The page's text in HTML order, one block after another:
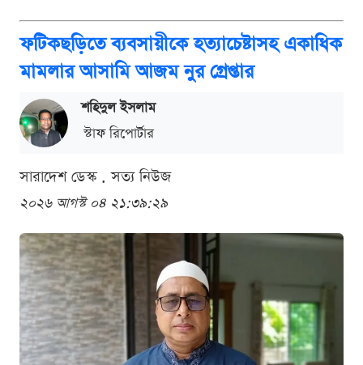
ফটিকছড়িতে ব্যবসায়ীকে হত্যাচেষ্টাসহ একাধিক
মামলার আসামি আজম নুর গ্রেপ্তার
শ‌হিদুল ইসলাম
স্টাফ রিপোর্টার
সারাদেশ ডেস্ক . সত্য নিউজ
২০২৬ আগস্ট ০৪ ২১:৩৯:২৯